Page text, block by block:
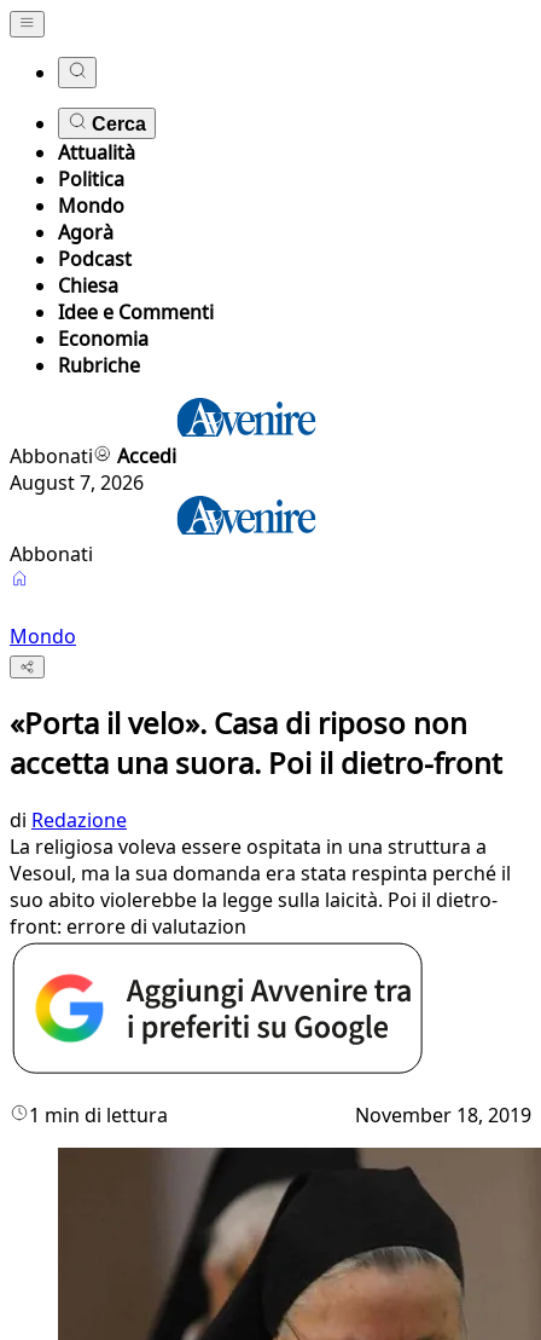
Cerca
Attualità
Politica
Mondo
Agorà
Podcast
Chiesa
Idee e Commenti
Economia
Rubriche
Abbonati
Accedi
August 7, 2026
Abbonati
Mondo
«Porta il velo». Casa di riposo non
accetta una suora. Poi il dietro-front
di Redazione
La religiosa voleva essere ospitata in una struttura a
Vesoul, ma la sua domanda era stata respinta perché il
suo abito violerebbe la legge sulla laicità. Poi il dietro-
front: errore di valutazion
1 min di lettura November 18, 2019